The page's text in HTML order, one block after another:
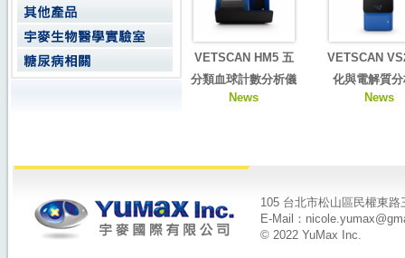
VETSCAN HM5 五
分類血球計數分析儀
News
VETSCAN
化與電解質
News
105 台北市松山區民權東
E-Mail：
© 2022 YuMax Inc.